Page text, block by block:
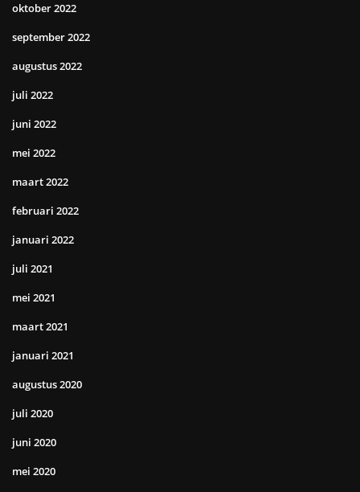
oktober 2022
september 2022
augustus 2022
juli 2022
juni 2022
mei 2022
maart 2022
februari 2022
januari 2022
juli 2021
mei 2021
maart 2021
januari 2021
augustus 2020
juli 2020
juni 2020
mei 2020